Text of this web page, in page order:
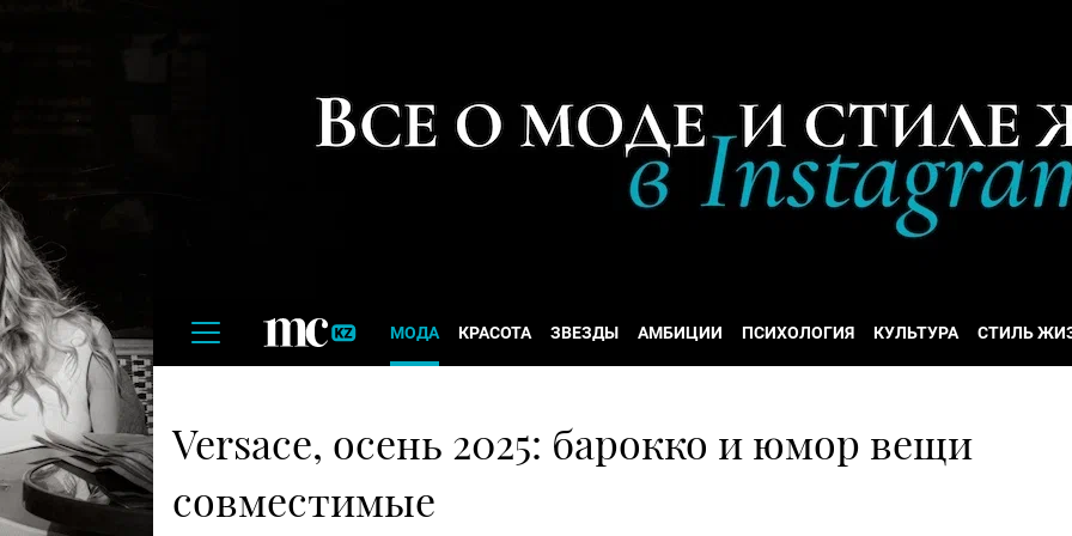
МОДА КРАСОТА ЗВЕЗДЫ АМБИЦИИ ПСИХОЛОГИЯ КУЛЬТУРА СТИЛЬ
Versace, осень 2025: барокко и юмор вещи
совместимые